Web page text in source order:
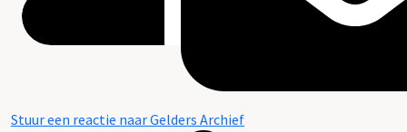
Stuur een reactie naar Gelders Archief